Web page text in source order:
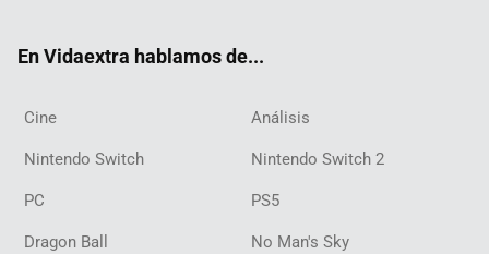
En Vidaextra hablamos de...
Cine Análisis
Nintendo Switch Nintendo Switch 2
PC PS5
Dragon Ball No Man's Sky